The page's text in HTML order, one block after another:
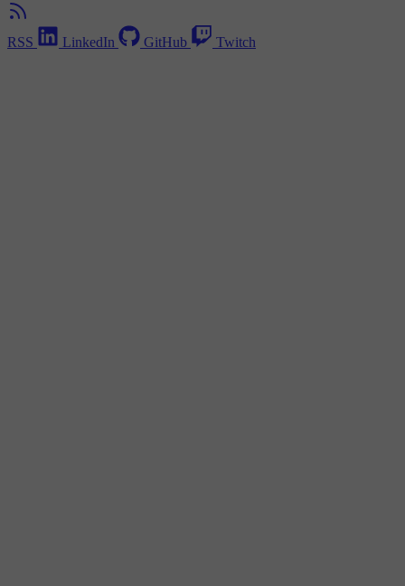
RSS LinkedIn GitHub Twitch